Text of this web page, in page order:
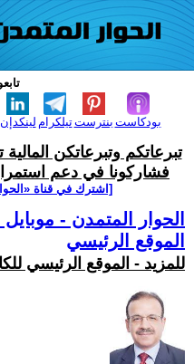
لينكدإن تيلكرامبنترست بودكاست
تبرعاتكم وتبرعاتكن
فشاركونا في دعم
[اشترك في قناة
الحوار المتمدن - موبايل
الموقع الرئيسي
للمزيد - الموقع الرئيسي